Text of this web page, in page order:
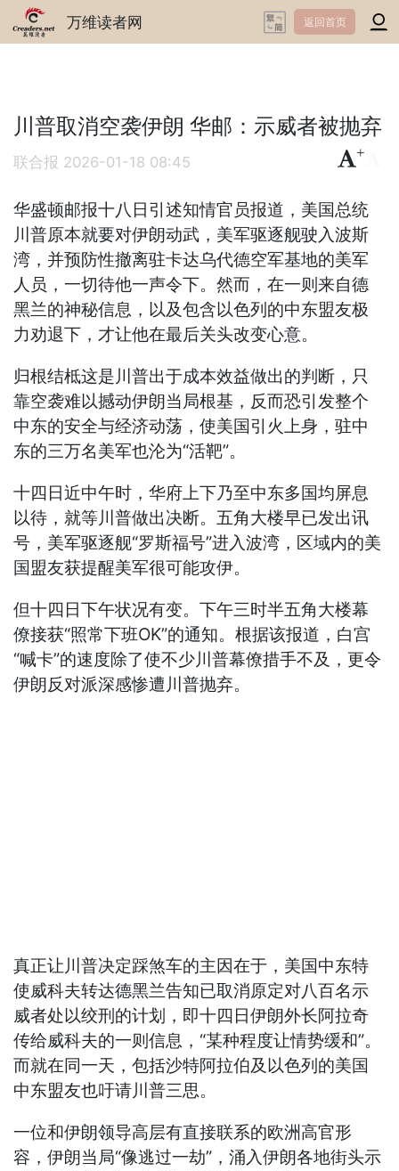
万维读者网 返回首页
川普取消空袭伊朗 华邮：示威者被抛弃
联合报 2026-01-18 08:45
+
华盛顿邮报十八日引述知情官员报道，美国总统
川普原本就要对伊朗动武，美军驱逐舰驶入波斯
湾，并预防性撤离驻卡达乌代德空军基地的美军
人员，一切待他一声令下。然而，在一则来自德
黑兰的神秘信息，以及包含以色列的中东盟友极
力劝退下，才让他在最后关头改变心意。
归根结柢这是川普出于成本效益做出的判断，只
靠空袭难以撼动伊朗当局根基，反而恐引发整个
中东的安全与经济动荡，使美国引火上身，驻中
东的三万名美军也沦为“活靶”。
十四日近中午时，华府上下乃至中东多国均屏息
以待，就等川普做出决断。五角大楼早已发出讯
号，美军驱逐舰“罗斯福号”进入波湾，区域内的美
国盟友获提醒美军很可能攻伊。
但十四日下午状况有变。下午三时半五角大楼幕
僚接获“照常下班OK”的通知。根据该报道，白宫
“喊卡”的速度除了使不少川普幕僚措手不及，更令
伊朗反对派深感惨遭川普抛弃。
真正让川普决定踩煞车的主因在于，美国中东特
使威科夫转达德黑兰告知已取消原定对八百名示
威者处以绞刑的计划，即十四日伊朗外长阿拉奇
传给威科夫的一则信息，“某种程度让情势缓和”。
而就在同一天，包括沙特阿拉伯及以色列的美国
中东盟友也吁请川普三思。
一位和伊朗领导高层有直接联系的欧洲高官形
容，伊朗当局“像逃过一劫”，涌入伊朗各地街头示